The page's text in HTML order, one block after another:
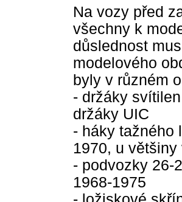
Na vozy před
všechny k
důslednost
modelového
byly v různém
- držáky
držáky UIC
- háky tažného
1970, u
- podvozky 26-
1968-1975